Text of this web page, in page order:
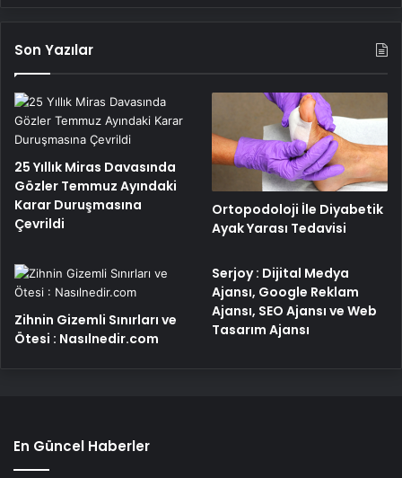
Son Yazılar
25 Yıllık Miras Davasında
Gözler Temmuz Ayındaki
Karar Duruşmasına
Çevrildi
Ortopodoloji İle Diyabetik
Ayak Yarası Tedavisi
Zihnin Gizemli Sınırları ve
Ötesi : Nasılnedir.com
Serjoy : Dijital Medya
Ajansı, Google Reklam
Ajansı, SEO Ajansı ve Web
Tasarım Ajansı
En Güncel Haberler